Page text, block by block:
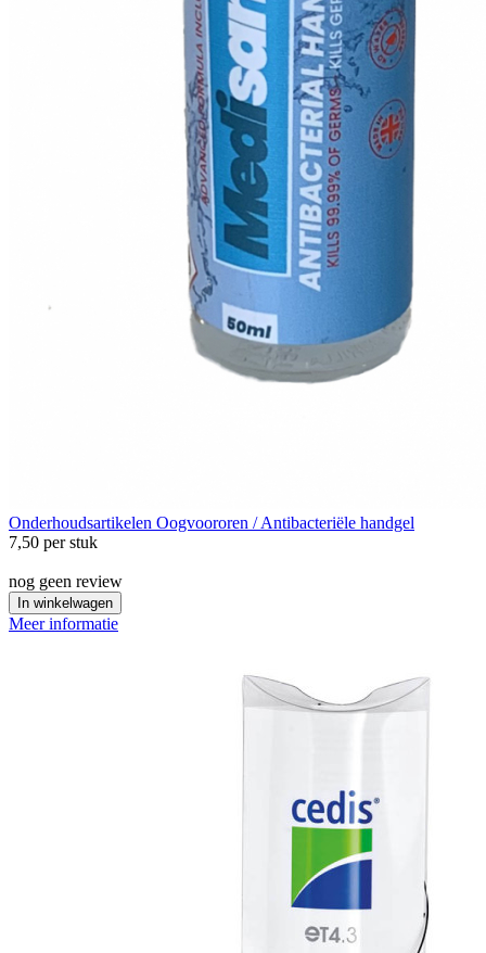
Onderhoudsartikelen Oogvoororen / Antibacteriële handgel
7,50 per stuk
nog geen review
In winkelwagen
Meer informatie